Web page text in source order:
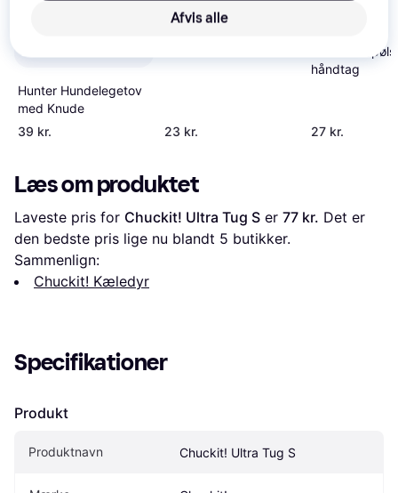
Hunter Hundelegetov
med Knude
39 kr.
Retrieving Dumbbell
23 kr.
Trixie
håndtag
27 kr.
Læs om produktet
Laveste pris for Chuckit! Ultra Tug S er 77 kr. Det er
den bedste pris lige nu blandt 5 butikker.
Sammenlign:
Chuckit! Kæledyr
Specifikationer
Produkt
Produktnavn Chuckit! Ultra Tug S
Afvis alle